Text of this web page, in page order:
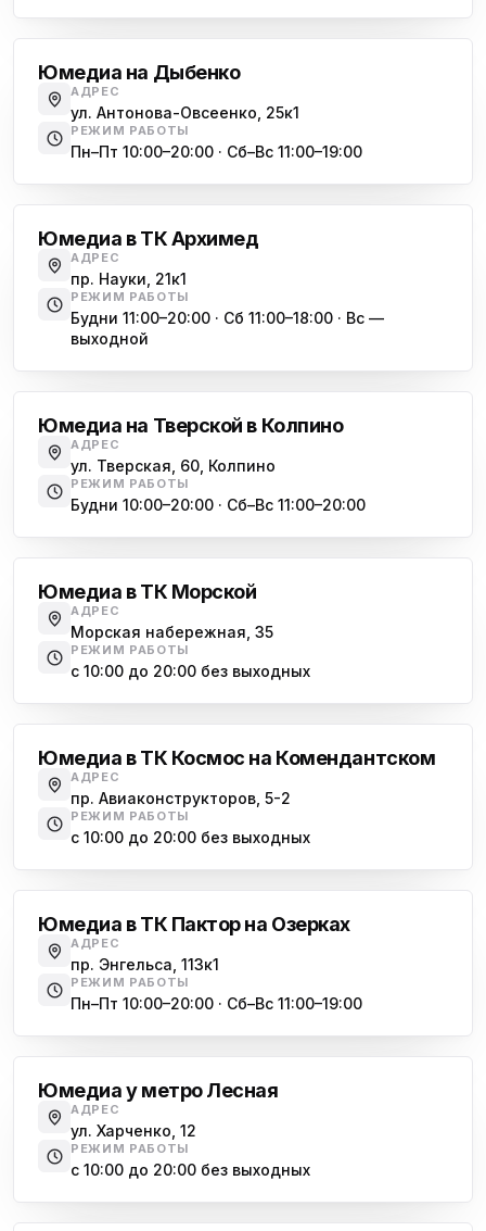
ю ул. Белы Куна, 24к1
ю
Юмедиа в Купчино
ул. Будапештская, 87-3
Юмедиа Сервис в Колпино
ю
Юмедиа во Всеволожске
пр. Христиновский 28, Всеволожск
Юмедиа на Дыбенко
АДРЕС
ул. Антонова-Овсеенко, 25к1
РЕЖИМ РАБОТЫ
Пн–Пт 10:00–20:00 · Сб–Вс 11:00–19:00
Юмедиа в ТК Архимед
АДРЕС
пр. Науки, 21к1
РЕЖИМ РАБОТЫ
Будни 11:00–20:00 · Сб 11:00–18:00 · Вс —
выходной
Юмедиа на Тверской в Колпино
АДРЕС
ул. Тверская, 60, Колпино
РЕЖИМ РАБОТЫ
Будни 10:00–20:00 · Сб–Вс 11:00–20:00
Юмедиа в ТК Морской
АДРЕС
Морская набережная, 35
РЕЖИМ РАБОТЫ
с 10:00 до 20:00 без выходных
Юмедиа в ТК Космос на Комендантском
АДРЕС
пр. Авиаконструкторов, 5-2
РЕЖИМ РАБОТЫ
с 10:00 до 20:00 без выходных
Юмедиа в ТК Пактор на Озерках
АДРЕС
пр. Энгельса, 113к1
РЕЖИМ РАБОТЫ
Пн–Пт 10:00–20:00 · Сб–Вс 11:00–19:00
Юмедиа у метро Лесная
АДРЕС
ул. Харченко, 12
РЕЖИМ РАБОТЫ
с 10:00 до 20:00 без выходных